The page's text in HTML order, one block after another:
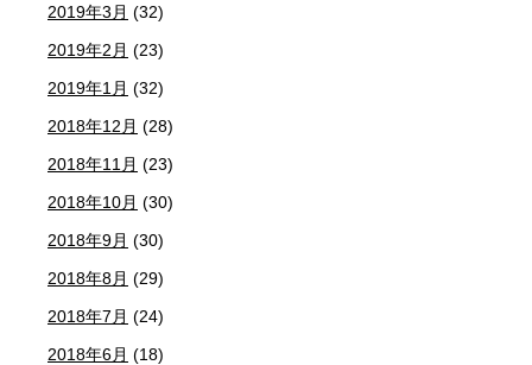
2019年3月 (32)
2019年2月 (23)
2019年1月 (32)
2018年12月 (28)
2018年11月 (23)
2018年10月 (30)
2018年9月 (30)
2018年8月 (29)
2018年7月 (24)
2018年6月 (18)